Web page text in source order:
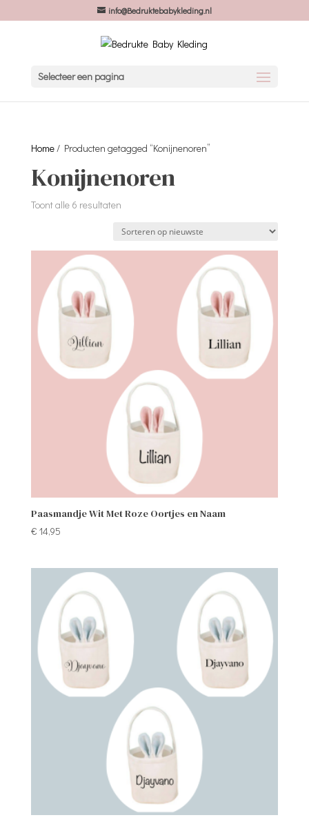
info@Bedruktebabykleding.nl
Selecteer een pagina
Home/ Producten getagged “Konijnenoren”
Konijnenoren
Toont alle 6 resultatenGesorteerd
nieuwste
Paasmandje Wit Met Roze Oortjes en Naam
€ 14,95